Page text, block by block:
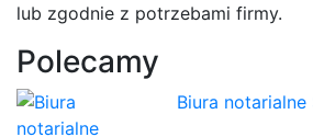
lub zgodnie z potrzebami firmy.
Polecamy
Biura notarialne